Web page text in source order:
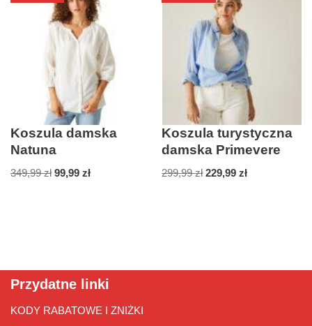
Koszula damska
Natuna
349,99zł 99,99 zł
Koszula turystyczna
damska Primevere
299,99zł 229,99zł
Przydatne linki
KODY RABATOWE I ZNIŻKI